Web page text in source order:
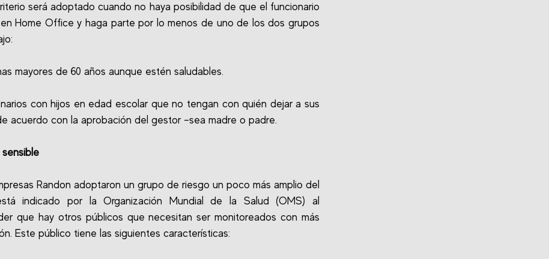
será adoptado cuando no haya posibilidad de que el funcionario
Home Office y haga parte por lo menos de uno de los dos grupos
mayores de 60 años aunque estén saludables.
con hijos en edad escolar que no tengan con quién dejar a sus
acuerdo con la aprobación del gestor –sea madre o padre.
Randon adoptaron un grupo de riesgo un poco más amplio del
indicado por la Organización Mundial de la Salud (OMS) al
que hay otros públicos que necesitan ser monitoreados con más
Este público tiene las siguientes características: